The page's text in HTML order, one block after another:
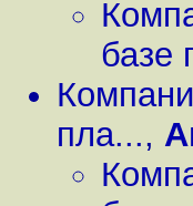
базе
пла...,